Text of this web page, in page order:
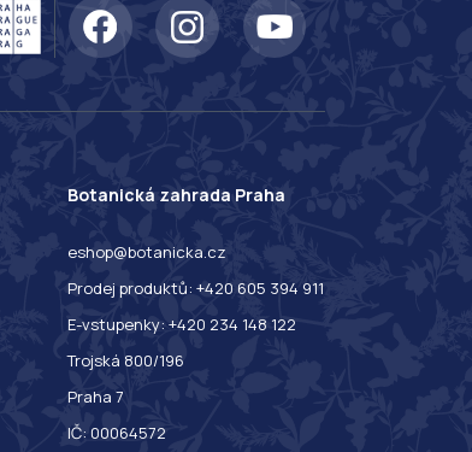
Botanická zahrada Praha
eshop@botanicka.cz
Prodej produktů: +420 605 394 911
E-vstupenky: +420 234 148 122
Trojská 800/196
Praha 7
IČ: 00064572